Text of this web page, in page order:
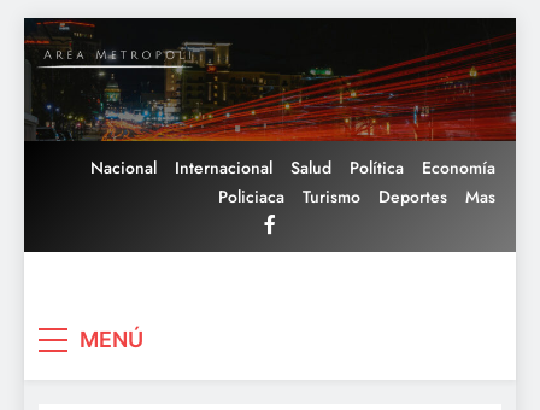
Saltar
al
contenido
Nacional Internacional Salud Política
Economía
Policiaca
Turismo Deportes Mas
MENÚ